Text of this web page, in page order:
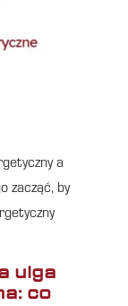
a
zacząć, by
ulga
co